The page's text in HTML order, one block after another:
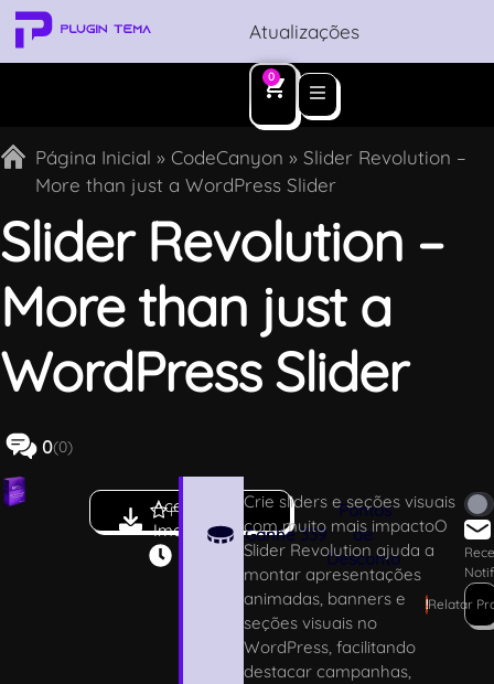
Atualizações
0
Página Inicial » CodeCanyon » Slider Revolution –
More than just a WordPress Slider
Slider Revolution –
More than just a
WordPress Slider
0(0)
Favoritar
Acesso
Imediato
Ganhe339
Pontos
de
Desconto
Crie sliders e seções visuais
com muito mais impactoO
Slider Revolution ajuda a
montar apresentações
animadas, banners e
seções visuais no
WordPress, facilitando
destacar campanhas,
!Relatar